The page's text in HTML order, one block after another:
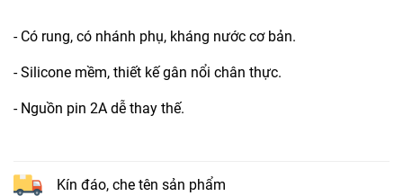
- Có rung, có nhánh phụ, kháng nước cơ bản.
- Silicone mềm, thiết kế gân nổi chân thực.
- Nguồn pin 2A dễ thay thế.
Kín đáo, che tên sản phẩm